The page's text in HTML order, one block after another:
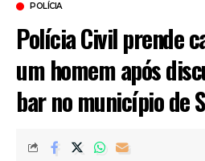
POLÍCIA
Polícia Civil prende
um homem após
bar no município de